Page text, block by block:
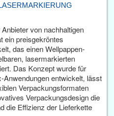
von nachhaltigen
ein preisgekröntes
das einen Wellpappen-
lasermarkierten
Das Konzept wurde für
entwickelt, lässt
Verpackungsformaten
Verpackungsdesign die
die Effizienz der Lieferkette